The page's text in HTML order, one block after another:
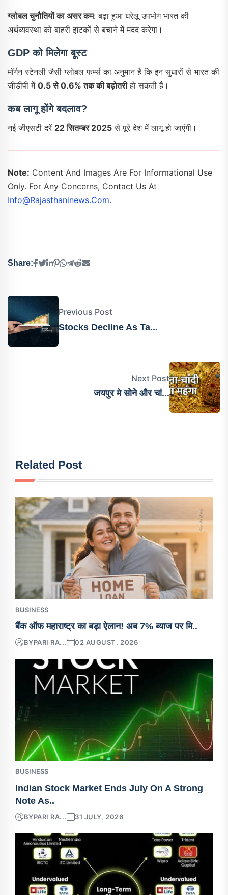
ग्लोबल चुनौतियों का असर कम: बढ़ा हुआ घरेलू उपभोग भारत की
अर्थव्यवस्था को बाहरी झटकों से बचाने में मदद करेगा।
GDP को मिलेगा बूस्ट
मॉर्गन स्टेनली जैसी ग्लोबल फर्म्स का अनुमान है कि इन सुधारों से भारत की
जीडीपी में 0.5 से 0.6% तक की बढ़ोतरीहो सकती है।
कब लागू होंगे बदलाव?
नई जीएसटी दरें 22 सितम्बर 2025 से पूरे देश में लागू हो जाएंगी।
Note: Content And Images Are For Informational Use
Only. For Any Concerns, Contact Us At
Info@rajasthaninews.com.
Share:
Previous Post
Stocks Decline As Ta...
Next Post
जयपुर मे सोने और चां...
Related Post
BUSINESS
बैंक ऑफ महाराष्ट्र का बड़ा ऐलान! अब 7% ब्याज पर मि..
BYPARI RA... 02 AUGUST, 2026
BUSINESS
Indian Stock Market Ends July On A Strong
Note As..
BYPARI RA... 31 JULY, 2026